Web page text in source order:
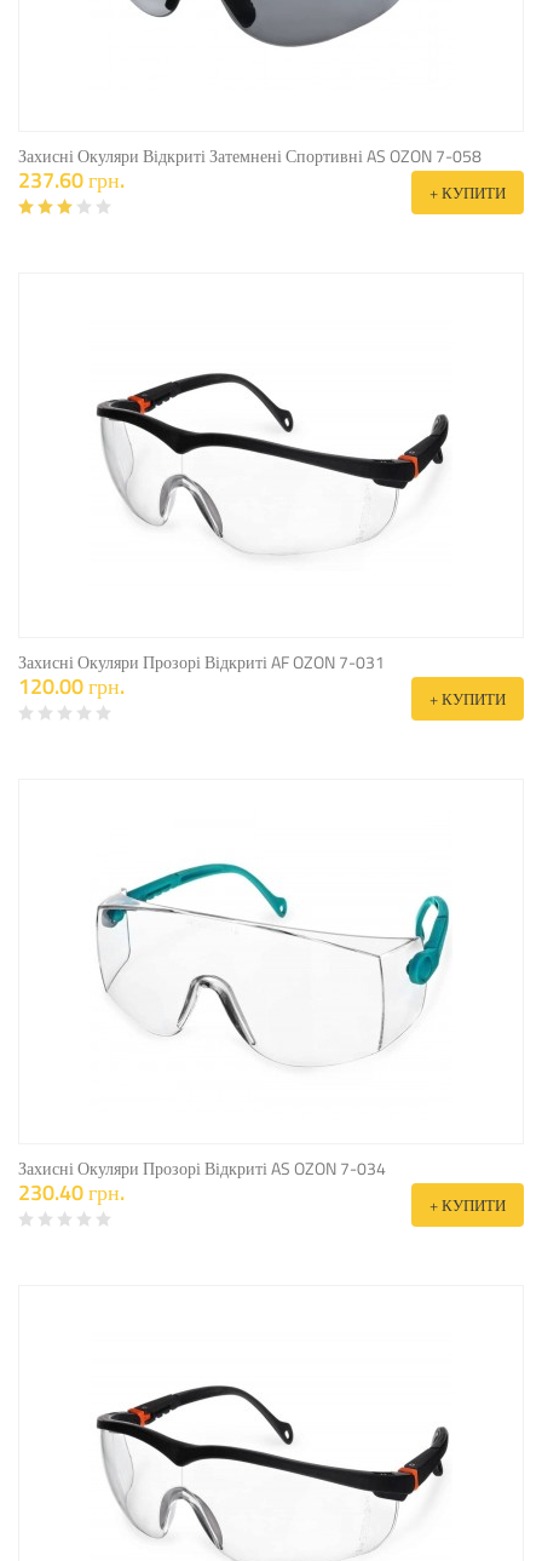
Захисні Окуляри Відкриті Затемнені Спортивні AS OZON 7-058
237.60 грн. + КУПИТИ
Захисні Окуляри Прозорі Відкриті AF OZON 7-031
120.00 грн. + КУПИТИ
Захисні Окуляри Прозорі Відкриті AS OZON 7-034
230.40 грн. + КУПИТИ